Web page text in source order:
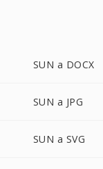
SUN a DOCX
SUN a JPG
SUN a SVG